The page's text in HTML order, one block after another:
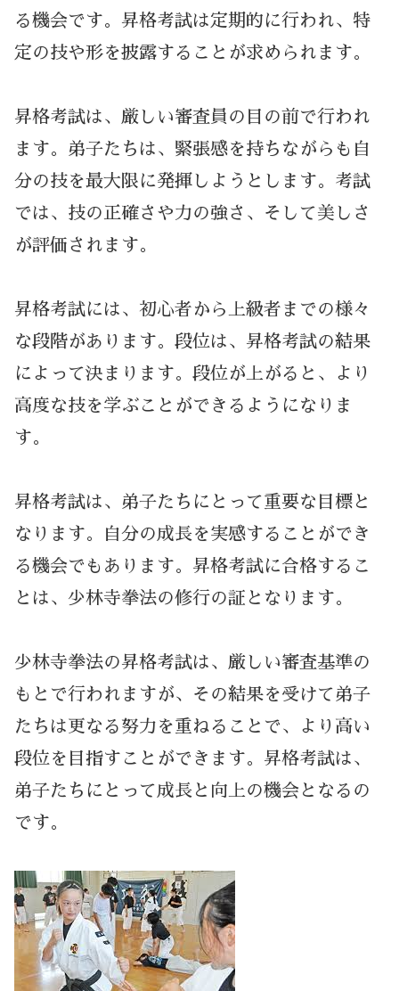
る機会です。昇格考試は定期的に行われ、特
定の技や形を披露することが求められます。
昇格考試は、厳しい審査員の目の前で行われ
ます。弟子たちは、緊張感を持ちながらも自
分の技を最大限に発揮しようとします。考試
では、技の正確さや力の強さ、そして美しさ
が評価されます。
昇格考試には、初心者から上級者までの様々
な段階があります。段位は、昇格考試の結果
によって決まります。段位が上がると、より
高度な技を学ぶことができるようになりま
す。
昇格考試は、弟子たちにとって重要な目標と
なります。自分の成長を実感することができ
る機会でもあります。昇格考試に合格するこ
とは、少林寺拳法の修行の証となります。
少林寺拳法の昇格考試は、厳しい審査基準の
もとで行われますが、その結果を受けて弟子
たちは更なる努力を重ねることで、より高い
段位を目指すことができます。昇格考試は、
弟子たちにとって成長と向上の機会となるの
です。